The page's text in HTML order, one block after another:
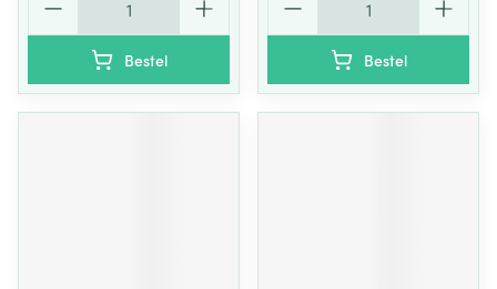
Bestel Bestel